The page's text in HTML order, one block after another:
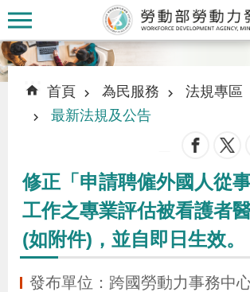
跳到主要內容區塊
認
識
本
署
:::
::: 首頁 為民服務
法規專區
最新法規及公告
修正「申請聘僱外國人從
工作之專業評估被看護者醫
(如附件)，並自即日生效。
發布單位：跨國勞動力事務中